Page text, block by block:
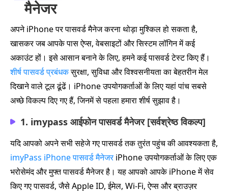
मैनेजर
अपने iPhone पर पासवर्ड मैनेज करना थोड़ा मुश्किल हो सकता है,
खासकर जब आपके पास ऐप्स, वेबसाइटों और सिस्टम लॉगिन में कई
अकाउंट हों। इसे आसान बनाने के लिए, हमने कई पासवर्ड टेस्ट किए हैं।
शीर्ष पासवर्ड प्रबंधकसुरक्षा, सुविधा और विश्वसनीयता का बेहतरीन मेल
दिखाने वाले टूल ढूंढें। iPhone उपयोगकर्ताओं के लिए यहां पांच सबसे
अच्छे विकल्प दिए गए हैं, जिनमें से पहला हमारा शीर्ष सुझाव है।
1. imypass आईफोन पासवर्ड मैनेजर [सर्वश्रेष्ठ विकल्प]
यदि आपको अपने सभी सहेजे गए पासवर्ड तक तुरंत पहुंच की आवश्यकता है,
imyPass iPhone पासवर्ड मैनेजरiPhone उपयोगकर्ताओं के लिए एक
भरोसेमंद और मुफ्त पासवर्ड मैनेजर है। यह आपको आपके iPhone में सेव
किए गए पासवर्ड, जैसे Apple ID, ईमेल, Wi‑Fi, ऐप्स और ब्राउज़र